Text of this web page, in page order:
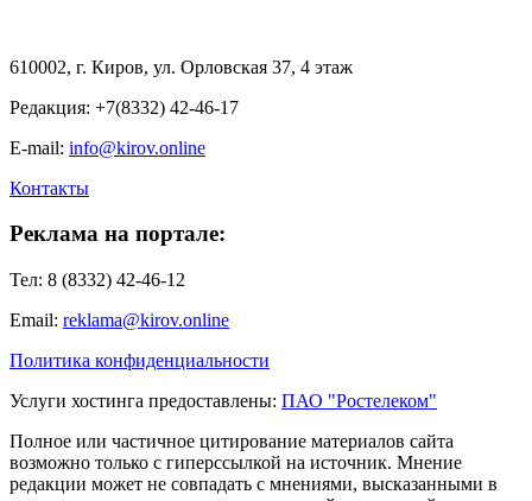
610002, г. Киров, ул. Орловская 37, 4 этаж
Редакция: +7(8332) 42-46-17
E-mail: info@kirov.online
Контакты
Реклама на портале:
Тел: 8 (8332) 42-46-12
Email: reklama@kirov.online
Политика конфиденциальности
Услуги хостинга предоставлены: ПАО "Ростелеком"
Полное или частичное цитирование материалов сайта
возможно только с гиперссылкой на источник. Мнение
редакции может не совпадать с мнениями, высказанными в